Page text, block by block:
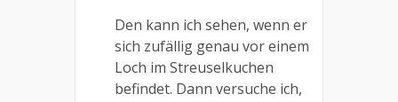
Den kann ich sehen, wenn er
sich zufällig genau vor einem
Loch im Streuselkuchen
befindet. Dann versuche ich,